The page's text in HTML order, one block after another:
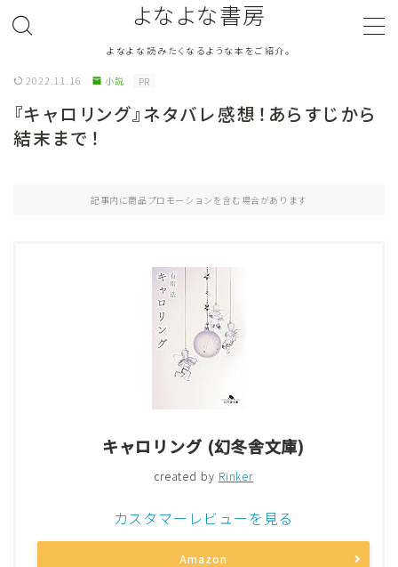
よなよな書房
よなよな読みたくなるような本をご紹介。
ジャンル Genre
Evaluation
読書をより楽しむ Good Reading
2022.11.16 小説 PR
『キャロリング』ネタバレ感想！あらすじから
結末まで！
記事内に商品プロモーションを含む場合があります
キャロリング (幻冬舎文庫)
created by Rinker
カスタマーレビューを見る
Amazon